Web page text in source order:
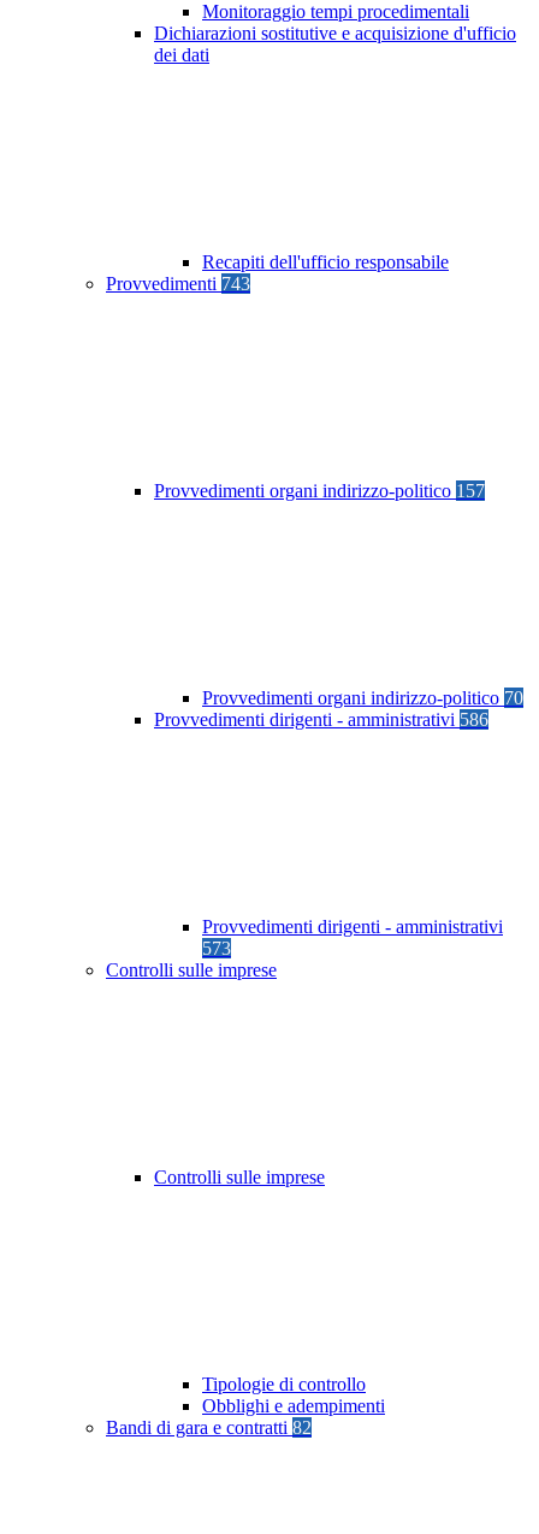
Monitoraggio tempi procedimentali
Dichiarazioni sostitutive e acquisizione d'ufficio
dei dati
Recapiti dell'ufficio responsabile
Provvedimenti 743
Provvedimenti organi indirizzo-politico 157
Provvedimenti organi indirizzo-politico 70
Provvedimenti dirigenti - amministrativi 586
Provvedimenti dirigenti - amministrativi
573
Controlli sulle imprese
Controlli sulle imprese
Tipologie di controllo
Obblighi e adempimenti
Bandi di gara e contratti 82